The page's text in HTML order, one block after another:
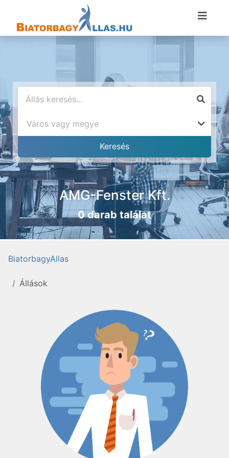
AMG-Fenster Kft.
0 darab találat
BiatorbagyAllas
Állások